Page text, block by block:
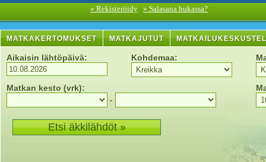
» Rekisteröidy » Salasana hukassa?
MATKAKERTOMUKSET MATKAJUTUT
Aikaisin lähtöpäivä: Kohdemaa:
Matkan kesto (vrk):
-